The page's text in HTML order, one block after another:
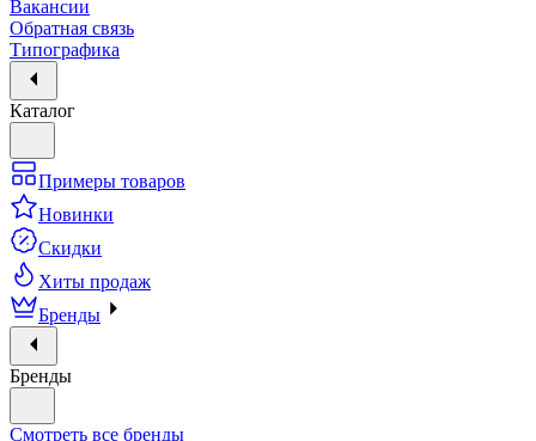
Вакансии
Обратная связь
Типографика
Каталог
Примеры товаров
Новинки
Скидки
Хиты продаж
Бренды
Бренды
Смотреть все бренды